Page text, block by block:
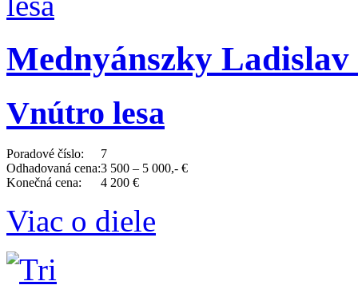
Mednyánszky Ladislav
Vnútro lesa
Poradové číslo:
7
Odhadovaná cena:3 500 – 5 000,- €
Konečná cena:
4 200 €
Viac o diele